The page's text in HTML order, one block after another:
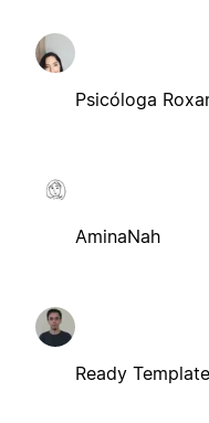
Psicóloga
AminaNah
Ready